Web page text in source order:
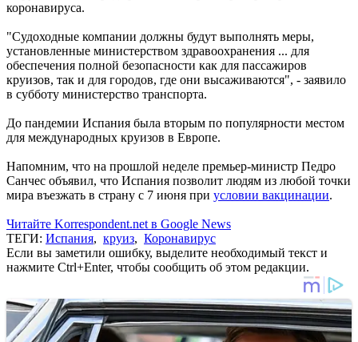
коронавируса.
"Судоходные компании должны будут выполнять меры,
установленные министерством здравоохранения ... для
обеспечения полной безопасности как для пассажиров
круизов, так и для городов, где они высаживаются", - заявило
в субботу министерство транспорта.
До пандемии Испания была вторым по популярности местом
для международных круизов в Европе.
Напомним, что на прошлой неделе премьер-министр Педро
Санчес объявил, что Испания позволит людям из любой точки
мира въезжать в страну с 7 июня при условии вакцинации.
Читайте Korrespondent.net в Google News
ТЕГИ: Испания, круиз, Коронавирус
Если вы заметили ошибку, выделите необходимый текст и
нажмите Ctrl+Enter, чтобы сообщить об этом редакции.